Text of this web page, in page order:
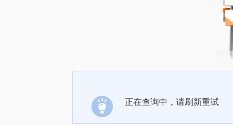
正在查询中，请刷新重试